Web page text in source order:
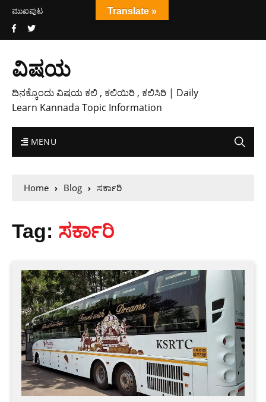
ಮುಖಪುಟ
ವಿಷಯ
ದಿನಕ್ಕೊಂದು ವಿಷಯ ಕಲಿ , ಕಲಿಯಿರಿ , ಕಲಿಸಿರಿ | Daily
Learn Kannada Topic Information
MENU
Home Blog ಸರ್ಕಾರಿ
Tag: ಸರ್ಕಾರಿ
Translate »